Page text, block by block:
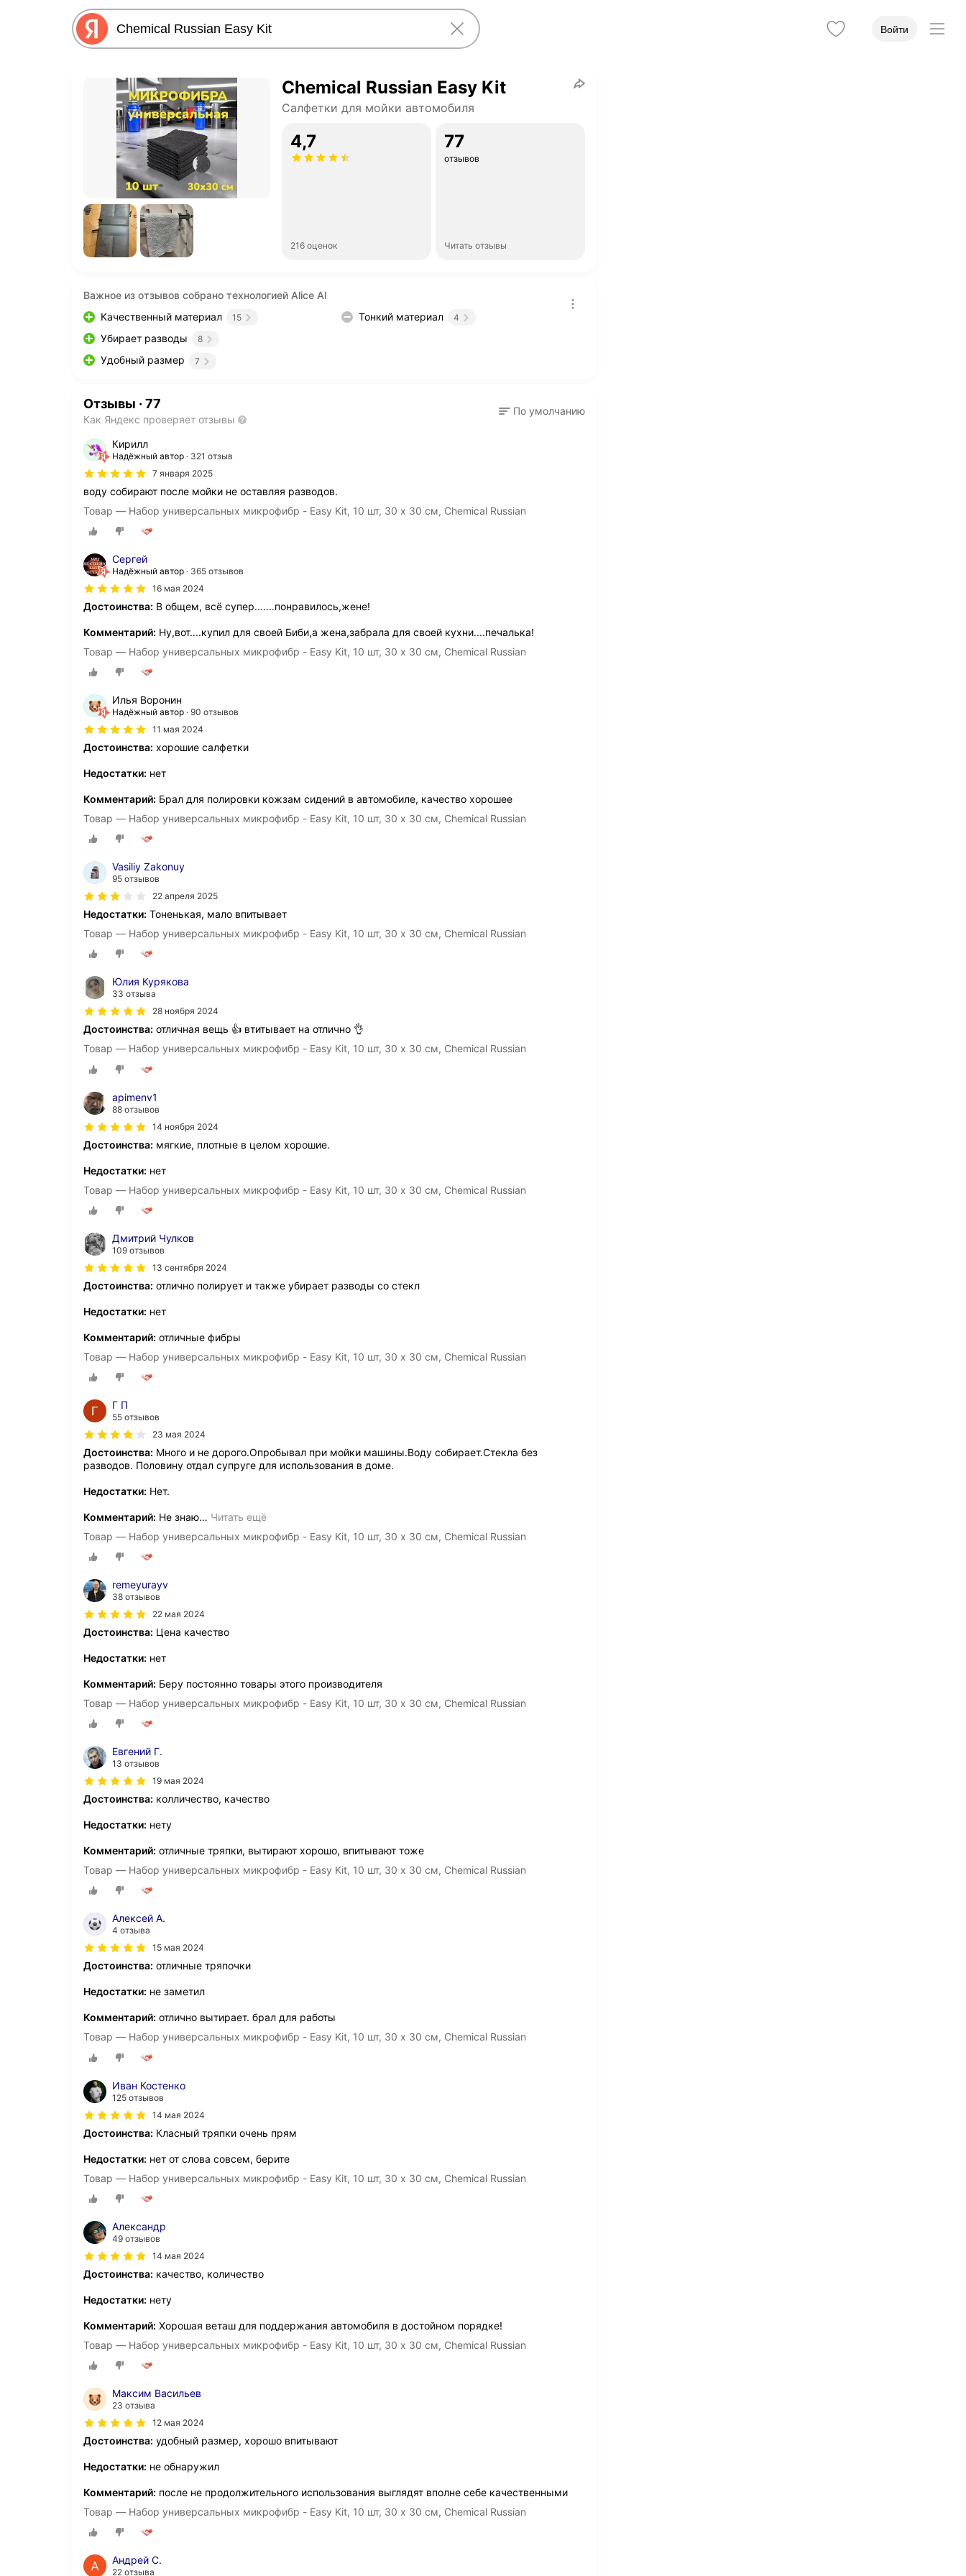
Войти
Chemical Russian Easy Kit
Салфетки для мойки автомобиля
4,7
216 оценок
77
отзывов
Читать отзывы
Важное из отзывов собрано технологией Alice AI
Качественный материал
15
Убирает разводы 8
Удобный размер 7
Тонкий материал 4
Отзывы · 77
Как Яндекс проверяет отзывы
По умолчанию
Кирилл
Надёжный автор
321 отзыв
7 января 2025
воду собирают после мойки не оставляя разводов.
Товар — Набор универсальных микрофибр - Easy Kit, 10 шт, 30 х 30 cм, Chemical Russian
Сергей
Надёжный автор
365 отзывов
16 мая 2024
Достоинства: В общем, всё супер.......понравилось,жене!
Комментарий: Ну,вот....купил для своей Биби,а жена,забрала для своей кухни....печалька!
Товар — Набор универсальных микрофибр - Easy Kit, 10 шт, 30 х 30 cм, Chemical Russian
Илья Воронин
Надёжный автор 90 отзывов
11 мая 2024
Достоинства: хорошие салфетки
Недостатки: нет
Комментарий: Брал для полировки кожзам сидений в автомобиле, качество хорошее
Товар — Набор универсальных микрофибр - Easy Kit, 10 шт, 30 х 30 cм, Chemical Russian
Vasiliy Zakonuy
95 отзывов
22 апреля 2025
Недостатки: Тоненькая, мало впитывает
Товар — Набор универсальных микрофибр - Easy Kit, 10 шт, 30 х 30 cм, Chemical Russian
Юлия Курякова
33 отзыва
28 ноября 2024
Достоинства: отличная вещь 👍 втитывает на отлично 👌
Товар — Набор универсальных микрофибр - Easy Kit, 10 шт, 30 х 30 cм, Chemical Russian
apimenv1
88 отзывов
14 ноября 2024
Достоинства: мягкие, плотные в целом хорошие.
Недостатки: нет
Товар — Набор универсальных микрофибр - Easy Kit, 10 шт, 30 х 30 cм, Chemical Russian
Дмитрий Чулков
109 отзывов
13 сентября 2024
Достоинства: отлично полирует и также убирает разводы со стекл
Недостатки: нет
Комментарий: отличные фибры
Товар — Набор универсальных микрофибр - Easy Kit, 10 шт, 30 х 30 cм, Chemical Russian
Г П
55 отзывов
23 мая 2024
Достоинства: Много и не дорого.Опробывал при мойки машины.Воду собирает.Стекла без
разводов. Половину отдал супруге для использования в доме.
Недостатки: Нет.
Комментарий: Не знаю… Читать ещё
Товар — Набор универсальных микрофибр - Easy Kit, 10 шт, 30 х 30 cм, Chemical Russian
remeyurayv
38 отзывов
22 мая 2024
Достоинства: Цена качество
Недостатки: нет
Комментарий: Беру постоянно товары этого производителя
Товар — Набор универсальных микрофибр - Easy Kit, 10 шт, 30 х 30 cм, Chemical Russian
Евгений Г.
13 отзывов
19 мая 2024
Достоинства: колличество, качество
Недостатки: нету
Комментарий: отличные тряпки, вытирают хорошо, впитывают тоже
Товар — Набор универсальных микрофибр - Easy Kit, 10 шт, 30 х 30 cм, Chemical Russian
Алексей А.
4 отзыва
15 мая 2024
Достоинства: отличные тряпочки
Недостатки: не заметил
Комментарий: отлично вытирает. брал для работы
Товар — Набор универсальных микрофибр - Easy Kit, 10 шт, 30 х 30 cм, Chemical Russian
Иван Костенко
125 отзывов
14 мая 2024
Достоинства: Класный тряпки очень прям
Недостатки: нет от слова совсем, берите
Товар — Набор универсальных микрофибр - Easy Kit, 10 шт, 30 х 30 cм, Chemical Russian
Александр
49 отзывов
14 мая 2024
Достоинства: качество, количество
Недостатки: нету
Комментарий: Хорошая веташ для поддержания автомобиля в достойном порядке!
Товар — Набор универсальных микрофибр - Easy Kit, 10 шт, 30 х 30 cм, Chemical Russian
Максим Васильев
23 отзыва
12 мая 2024
Достоинства: удобный размер, хорошо впитывают
Недостатки: не обнаружил
Комментарий: после не продолжительного использования выглядят вполне себе качественными
Товар — Набор универсальных микрофибр - Easy Kit, 10 шт, 30 х 30 cм, Chemical Russian
Андрей С.
22 отзыва